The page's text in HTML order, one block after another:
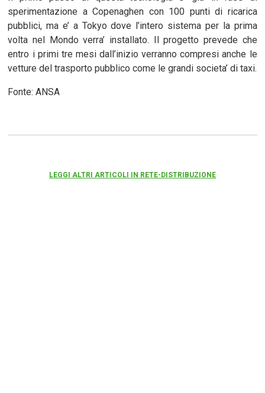
sperimentazione a Copenaghen con 100 punti di ricarica
pubblici, ma e’ a Tokyo dove l’intero sistema per la prima
volta nel Mondo verra’ installato. Il progetto prevede che
entro i primi tre mesi dall’inizio verranno compresi anche le
vetture del trasporto pubblico come le grandi societa’ di taxi.
Fonte: ANSA
LEGGI ALTRI ARTICOLI IN RETE-DISTRIBUZIONE